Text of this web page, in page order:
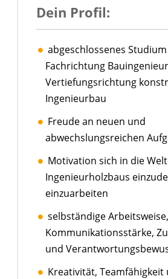
Dein Profil:
abgeschlossenes
Fachrichtung
Vertiefungsrichtung
Ingenieurbau
Freude an neuen und
abwechslungsreichen
Motivation sich in die
Ingenieurholzbaus
einzuarbeiten
selbständige Arbeitsweise,
Kommunikationsstärke,
und
Kreativität, Teamfähigkeit